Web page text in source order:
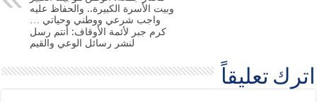
وبيت الأسرة الكبيرة.. والحفاظ عليه
واجب شرعي ووطني وحياتي …
كرم جبر لأئمة الأوقاف: أنتم رسل
لنشر رسائل الوعي والقيم
اترك تعليقاً